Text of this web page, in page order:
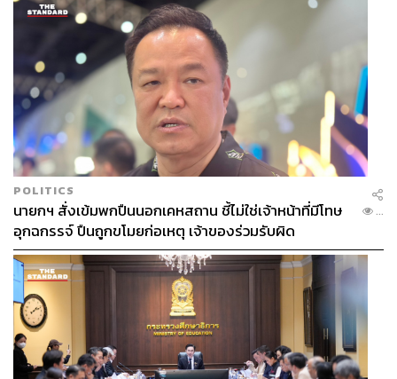
POLITICS
นายกฯ สั่งเข้มพกปืนนอกเคหสถาน ชี้ไม่ใช่เจ้าหน้าที่มีโทษ
อุกฉกรรจ์ ปืนถูกขโมยก่อเหตุ เจ้าของร่วมรับผิด
...